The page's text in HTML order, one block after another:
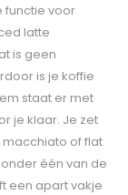
functie voor
latte
is geen
is je koffie
staat er met
je klaar. Je zet
of flat
één van de
een apart vakje